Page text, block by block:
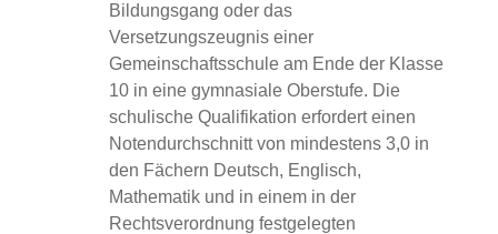
Bildungsgang oder das
Versetzungszeugnis einer
Gemeinschaftsschule am Ende der Klasse
10 in eine gymnasiale Oberstufe. Die
schulische Qualifikation erfordert einen
Notendurchschnitt von mindestens 3,0 in
den Fächern Deutsch, Englisch,
Mathematik und in einem in der
Rechtsverordnung festgelegten